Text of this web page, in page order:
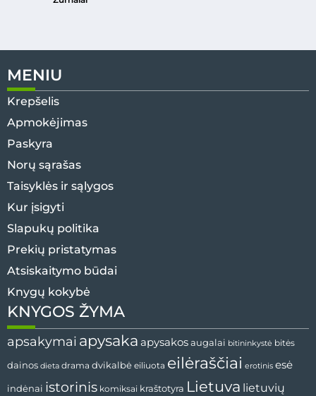
MENIU
Krepšelis
Apmokėjimas
Paskyra
Norų sąrašas
Taisyklės ir sąlygos
Kur įsigyti
Slapukų politika
Prekių pristatymas
Atsiskaitymo būdai
Knygų kokybė
KNYGOS ŽYMA
apsakymai apysaka apysakos augalai bitininkystė bitės
dainos dieta drama dvikalbė eiliuota eilėraščiai erotinis esė
indėnai istorinis komiksai kraštotyra Lietuva lietuvių